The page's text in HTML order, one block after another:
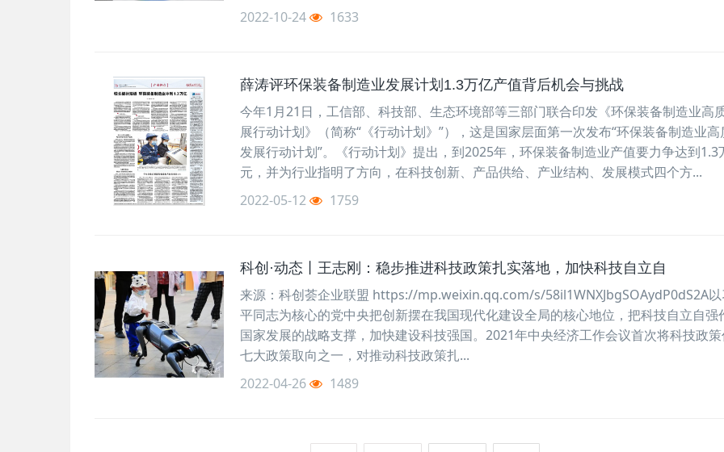
2022-10-24
1633
薛涛评环保装备制造业发展计划1.3万亿产值背后机会与挑战
今年1月21日，工信部、科技部、生态环境部等三部门联合印发《环保装备制造业高
展行动计划》（简称“《行动计划》”），这是国家层面第一次发布“环保装备制造业高
发展行动计划”。《行动计划》提出，到2025年，环保装备制造业产值要力争达到1.3
元，并为行业指明了方向，在科技创新、产品供给、产业结构、发展模式四个方...
2022-05-12
1759
科创·动态丨王志刚：稳步推进科技政策扎实落地，加快科技自立自
来源：科创荟企业联盟 https://mp.weixin.qq.com/s/58il1WNXJbgSOAydP0dS2A以
平同志为核心的党中央把创新摆在我国现代化建设全局的核心地位，把科技自立自强
国家发展的战略支撑，加快建设科技强国。2021年中央经济工作会议首次将科技政
七大政策取向之一，对推动科技政策扎...
2022-04-26
1489